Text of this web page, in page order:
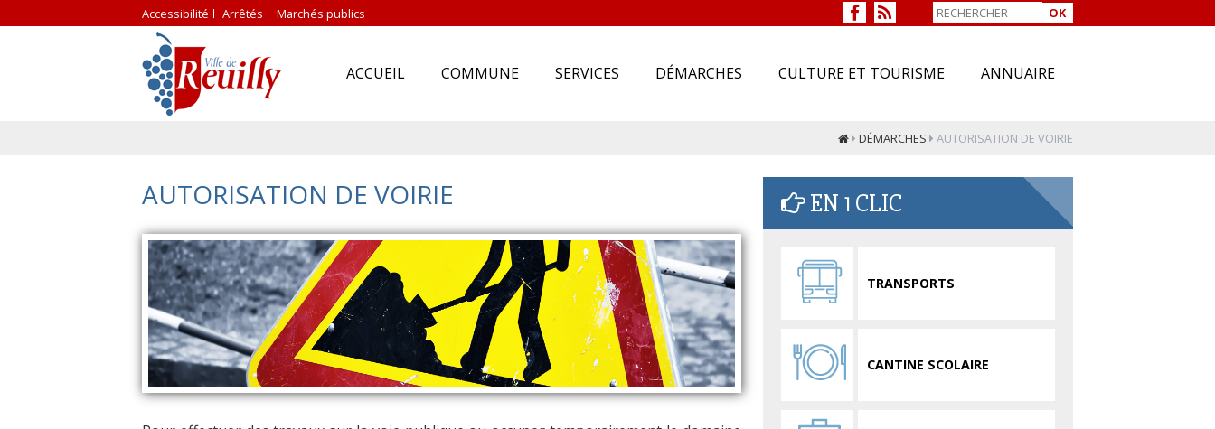
Accessibilité Arrêtés Marchés publics OK
ACCUEIL COMMUNE SERVICES DÉMARCHES CULTURE ET TOURISME ANNUAIRE
DÉMARCHES AUTORISATION DE VOIRIE
AUTORISATION DE VOIRIE EN 1 CLIC
TRANSPORTS
CANTINE SCOLAIRE